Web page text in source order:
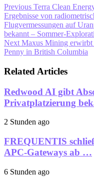
Previous Terra Clean
Ergebnisse von
Flugvermessungen auf
bekannt – Sommer-
Next Maxus Mining
Penny in British Columbia
Related Articles
Redwood AI gibt
Privatplatzierung
2 Stunden ago
FREQUENTIS
APC-Gateways ab …
6 Stunden ago